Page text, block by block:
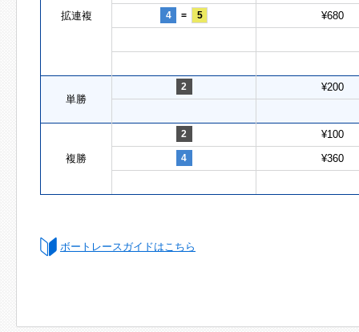
拡連複 4 = 5 ¥680
単勝
2 ¥200
複勝
2 ¥100
4 ¥360
ボートレースガイドはこちら